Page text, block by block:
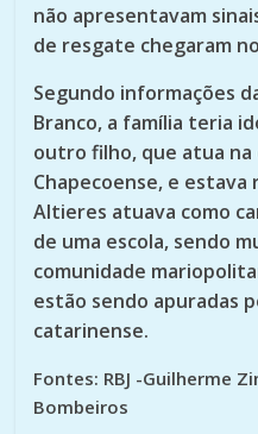
não apresentavam
de resgate chegaram
Segundo informações
Branco, a família teria
outro filho, que atua
Chapecoense, e
Altieres atuava como
de uma escola, sendo
comunidade
estão sendo apuradas
catarinense.
Fontes: RBJ -Guilherme
Bombeiros